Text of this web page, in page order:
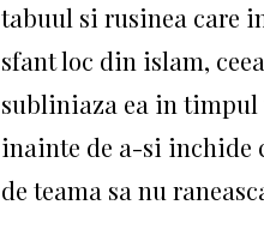
tabuul si rusinea care
sfant loc din islam,
subliniaza ea in
inainte de a-si inchide
de teama sa nu